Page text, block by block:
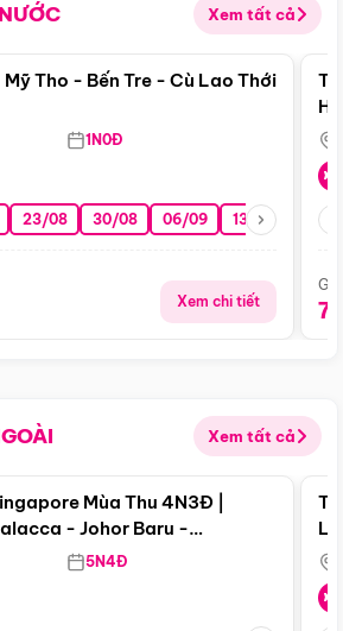
Xem tất cả
Điểm nổi bật
Mỹ Tho - Bến Tre - Cù Lao Thới
1N0Đ
23/08 30/08 06/09 13/09 20/09
Xem chi tiết
Xem tất cả
Điểm nổi bật
Mùa Thu 4N3Đ |
- Johor Baru -
5N4Đ